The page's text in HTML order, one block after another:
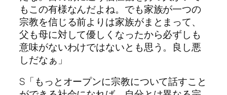
もこの有様なんだよね。でも家族が一つの
宗教を信じる前よりは家族がまとまって、
父も母に対して優しくなったから必ずしも
意味がないわけではないとも思う。良し悪
しだなぁ」
S「もっとオープンに宗教について話すこと